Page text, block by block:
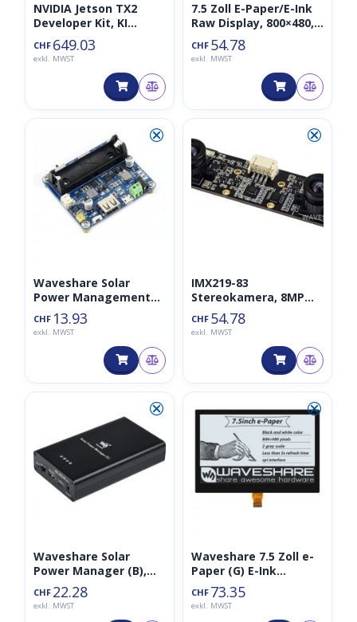
NVIDIA Jetson TX2
Developer Kit, KI
Supercomputer-on-a-
module
CHF 649.03
exkl. MWST
7.5 Zoll E-Paper/E-Ink
Raw Display, 800×480,
Rot/Schwarz/Weiß, SPI
CHF 54.78
exkl. MWST
⮿
Waveshare Solar
Power Management
Modul, für 6V~24V
Solarpanel
CHF 13.93
exkl. MWST
⮿
IMX219-83
Stereokamera, 8MP
Binokulares
Kameramodul,
Tiefensicht
CHF 54.78
exkl. MWST
⮿
Waveshare Solar
Power Manager (B),
inkl. 10000mAh Akku
CHF 22.28
exkl. MWST
⮿
Waveshare 7.5 Zoll e-
Paper (G) E-Ink
Volllaminiertes
Display, 800×480,
Schwarz / Weiß, SPI,
CHF 73.35
exkl. MWST